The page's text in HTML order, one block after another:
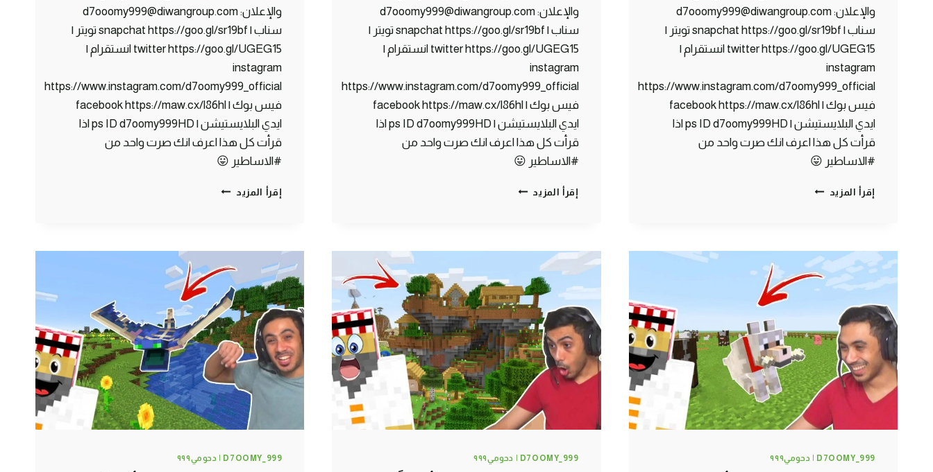
والإعلان: d7ooomy999@diwangroup.com
سناب | snapchat https://goo.gl/sr19bf تويتر |
twitter https://goo.gl/UGEG15 انستقرام |
instagram
https://www.instagram.com/d7oomy999_official
فيس بوك | facebook https://maw.cx/l86hl
ايدي البلايستيشن | ps ID d7oomy999HD اذا
قرأت كل هذا اعرف انك صرت واحد من
#الاساطير 😛
إقرأ المزيد ماين
الجديدة
والإعلان: d7ooomy999@diwangroup.com
سناب | snapchat https://goo.gl/sr19bf تويتر |
twitter https://goo.gl/UGEG15 انستقرام |
instagram
https://www.instagram.com/d7oomy999_official
فيس بوك | facebook https://maw.cx/l86hl
ايدي البلايستيشن | ps ID d7oomy999HD اذا
قرأت كل هذا اعرف انك صرت واحد من
#الاساطير 😛
إقرأ المزيد ماين
الكلب
!
والإعلان: d7ooomy999@diwangroup.com
سناب | snapchat https://goo.gl/sr19bf تويتر |
twitter https://goo.gl/UGEG15 انستقرام |
instagram
https://www.instagram.com/d7oomy999_official
فيس بوك | facebook https://maw.cx/l86hl
ايدي البلايستيشن | ps ID d7oomy999HD اذا
قرأت كل هذا اعرف انك صرت واحد من
#الاساطير 😛
إقرأ المزيد ماين
الأشجار
!
D7OOMY_999 | دحومي٩٩٩ D7OOMY_999 | دحومي٩٩٩ D7OOMY_999 | دحومي٩٩٩